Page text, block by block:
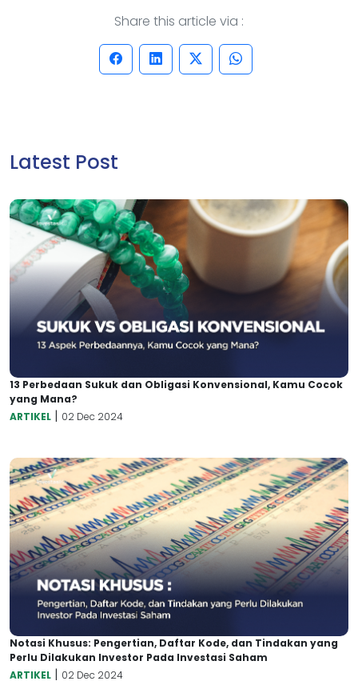
Share this article via :
Latest Post
13 Perbedaan Sukuk dan Obligasi Konvensional, Kamu Cocok
yang Mana?
ARTIKEL | 02 Dec 2024
Notasi Khusus: Pengertian, Daftar Kode, dan Tindakan yang
Perlu Dilakukan Investor Pada Investasi Saham
ARTIKEL | 02 Dec 2024